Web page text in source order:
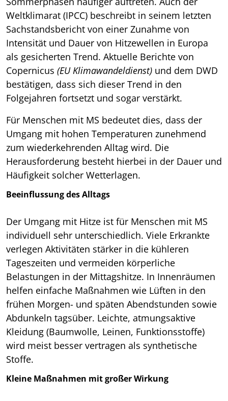
Weltklimarat (IPCC) beschreibt in seinem letzten
Sachstandsbericht von einer Zunahme von
Intensität und Dauer von Hitzewellen in Europa
als gesicherten Trend. Aktuelle Berichte von
Copernicus (EU Klimawandeldienst) und dem DWD
bestätigen, dass sich dieser Trend in den
Folgejahren fortsetzt und sogar verstärkt.
Für Menschen mit MS bedeutet dies, dass der
Umgang mit hohen Temperaturen zunehmend
zum wiederkehrenden Alltag wird. Die
Herausforderung besteht hierbei in der Dauer und
Häufigkeit solcher Wetterlagen.
Beeinflussung des Alltags
Der Umgang mit Hitze ist für Menschen mit MS
individuell sehr unterschiedlich. Viele Erkrankte
verlegen Aktivitäten stärker in die kühleren
Tageszeiten und vermeiden körperliche
Belastungen in der Mittagshitze. In Innenräumen
helfen einfache Maßnahmen wie Lüften in den
frühen Morgen- und späten Abendstunden sowie
Abdunkeln tagsüber. Leichte, atmungsaktive
Kleidung (Baumwolle, Leinen, Funktionsstoffe)
wird meist besser vertragen als synthetische
Stoffe.
Kleine Maßnahmen mit großer Wirkung